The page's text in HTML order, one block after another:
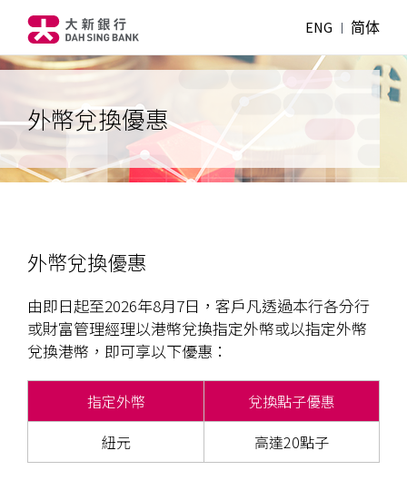
ENG 简体
外幣兌換優惠
外幣兌換優惠
由即日起至2026年8月7日，客戶凡透過本行各分行
或財富管理經理以港幣兌換指定外幣或以指定外幣
兌換港幣，即可享以下優惠：
指定外幣
兌換點子優惠
紐元
高達20點子